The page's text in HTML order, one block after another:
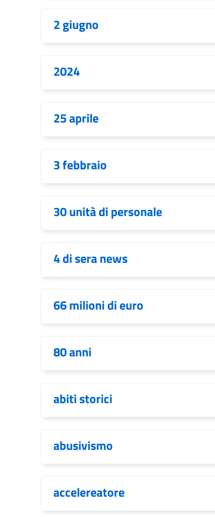
2 giugno
2024
25 aprile
3 febbraio
30 unità di personale
4 di sera news
66 milioni di euro
80 anni
abiti storici
abusivismo
accelereatore